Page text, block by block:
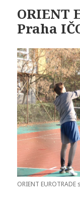
ORIENT
Praha
ORIENT